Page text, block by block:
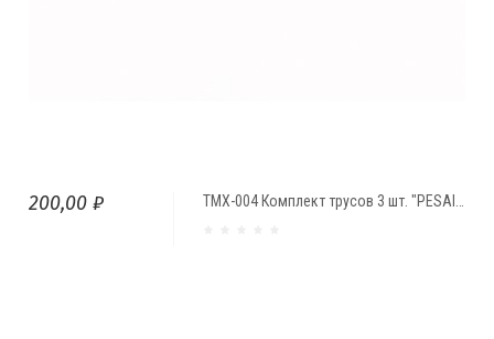
200,00 ₽